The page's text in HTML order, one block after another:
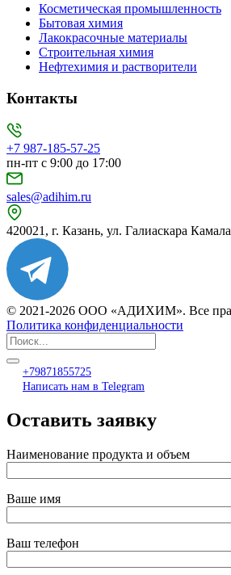
Косметическая промышленность
Бытовая химия
Лакокрасочные материалы
Строительная химия
Нефтехимия и растворители
Контакты
+7 987-185-57-25
пн-пт с 9:00 до 17:00
sales@adihim.ru
420021, г. Казань, ул. Галиаскара
© 2021-2026 ООО «АДИХИМ». Все
Политика конфиденциальности
+79871855725
Написать нам в Telegram
Оставить заявку
Наименование продукта и объем
Ваше имя
Ваш телефон